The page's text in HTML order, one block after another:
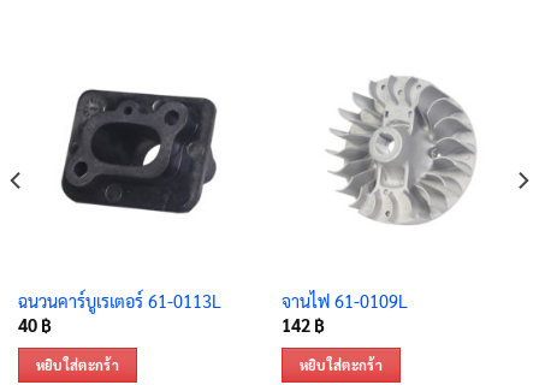
ฉนวนคาร์บูเรเตอร์ 61-0113L
40 ฿
หยิบใส่ตะกร้า
จานไฟ 61-0109L
142 ฿
หยิบใส่ตะกร้า